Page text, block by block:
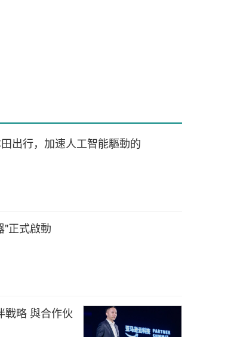
出行，加速人工智能驅動的
"正式啟動
戰略 與合作伙